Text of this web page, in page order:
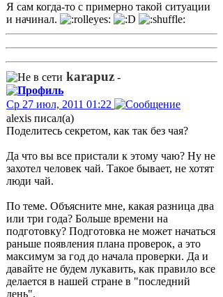
Я сам когда-то с примерно такой ситуации
и начинал.
karapuz -
Ср 27 июл, 2011 01:22
alexis писал(а)
Поделитесь секретом, как так без чая?
Да что вы все пристали к этому чаю? Ну не
захотел человек чай. Такое бывает, не хотят
люди чай.
По теме. Объясните мне, какая разница два
или три года? Больше времени на
подготовку? Подготовка не может начаться
раньше появления плана проверок, а это
максимум за год до начала проверки. Да и
давайте не будем лукавить, как правило все
делается в нашей стране в "последний
день".